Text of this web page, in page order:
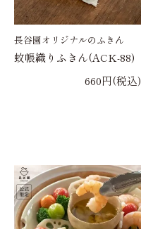
長谷園オリジナルのふきん
蚊帳織りふきん(ACK-88)
660円(税込)